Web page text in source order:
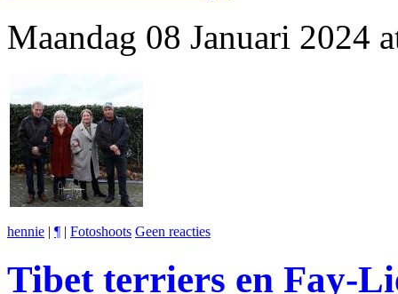
Maandag 08 Januari 2024
hennie | ¶ | Fotoshoots Geen reacties
Tibet terriers en Fay-